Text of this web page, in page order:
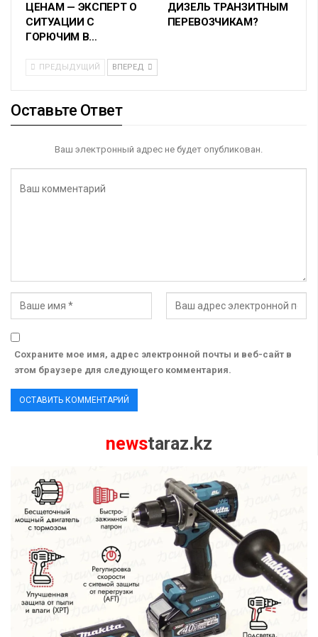
ЦЕНАМ — ЭКСПЕРТ О
СИТУАЦИИ С
ГОРЮЧИМ В…
ДИЗЕЛЬ ТРАНЗИТНЫМ
ПЕРЕВОЗЧИКАМ?
ПРЕДЫДУЩИЙ ВПЕРЕД
Оставьте Ответ
Ваш электронный адрес не будет опубликован.
Сохраните мое имя, адрес электронной почты и веб-сайт в
этом браузере для следующего комментария.
newstaraz.kz